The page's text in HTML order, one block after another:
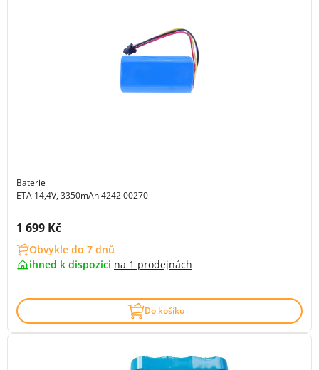
Baterie
ETA 14,4V, 3350mAh 4242 00270
Cena s DPH:
1 699 Kč
Obvykle do 7 dnů
ihned k dispozici na 1 prodejnách
Do košíku